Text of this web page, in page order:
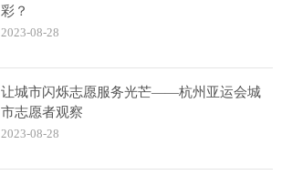
彩？
2023-08-28
让城市闪烁志愿服务光芒——杭州亚运会城
市志愿者观察
2023-08-28